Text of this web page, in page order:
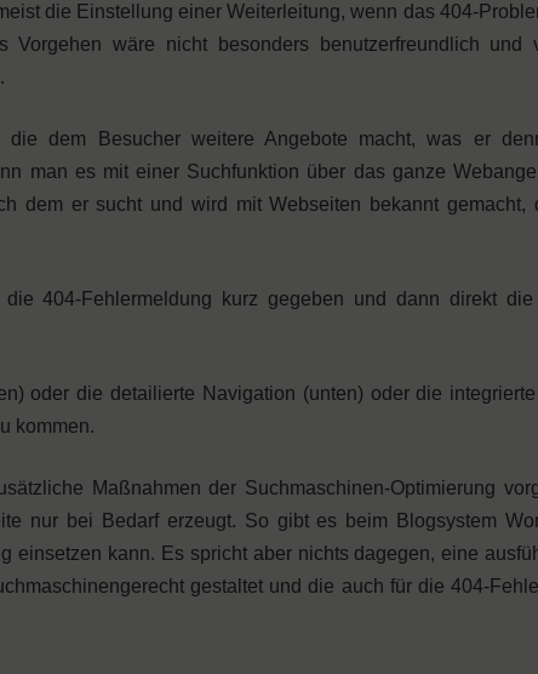
die Einstellung einer Weiterleitung, wenn das 404-
wäre nicht besonders benutzerfreundlich und
dem Besucher weitere Angebote macht, was er
man es mit einer Suchfunktion über das ganze
dem er sucht und wird mit Webseiten bekannt gemacht,
404-Fehlermeldung kurz gegeben und dann direkt die
oder die detailierte Navigation (unten) oder die
kommen.
Maßnahmen der Suchmaschinen-Optimierung
nur bei Bedarf erzeugt. So gibt es beim Blogsystem
einsetzen kann. Es spricht aber nichts dagegen, eine
gestaltet und die auch für die 404-